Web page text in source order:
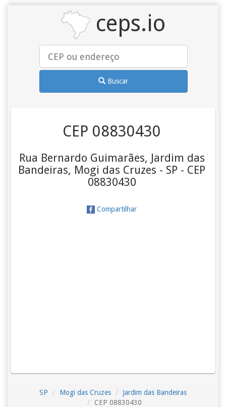
ceps.io
Buscar
CEP 08830430
Rua Bernardo Guimarães, Jardim das
Bandeiras, Mogi das Cruzes - SP - CEP
08830430
Compartilhar
SP Mogi das Cruzes
Jardim das Bandeiras
CEP 08830430